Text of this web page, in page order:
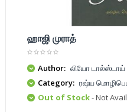
ஹாஜி முராத்
Author: லியோ டால்ஸ்டாய்
Category: ரஷ்ய
Out of Stock- Not